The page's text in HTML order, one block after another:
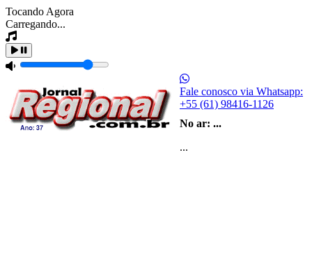
Tocando Agora
Carregando...
Fale conosco via Whatsapp:
+55 (61) 98416-1126
No ar: ...
...